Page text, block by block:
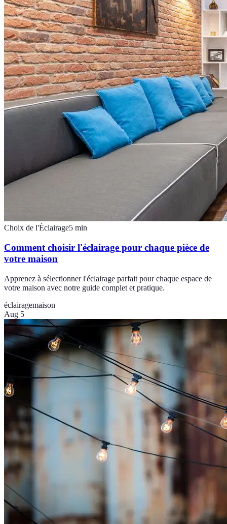
Choix de l'Éclairage5 min
Comment choisir l'éclairage pour chaque pièce de
votre maison
Apprenez à sélectionner l'éclairage parfait pour chaque espace de
votre maison avec notre guide complet et pratique.
éclairagemaison
Aug 5